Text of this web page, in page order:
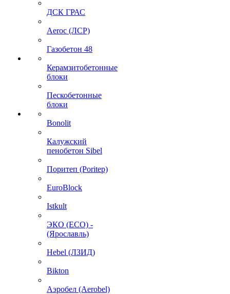
ДСК ГРАС
Aeroc (ЛСР)
Газобетон 48
Керамзитобетонные
блоки
Пескобетонные
блоки
Bonolit
Калужский
пенобетон Sibel
Поритеп (Poritep)
EuroBlock
Istkult
ЭКО (ECO) -
(Ярославль)
Hebel (ЛЗИД)
Bikton
Аэробел (Aerobel)